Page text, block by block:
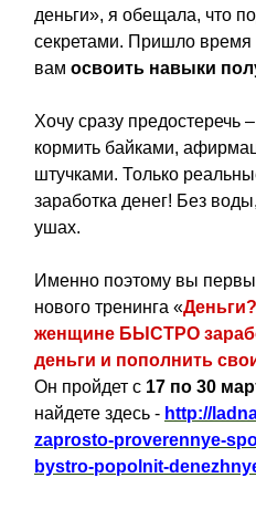
деньги», я обещала, что
секретами. Пришло время
вам освоить навыки
Хочу сразу предостеречь
кормить байками,
штучками. Только
заработка денег! Без
ушах.
Именно поэтому вы
нового тренинга «
женщине БЫСТРО
деньги и пополнить
Он пройдет с 17 по 30
найдете здесь - http://
zaprosto-proverennye-
bystro-popolnit-